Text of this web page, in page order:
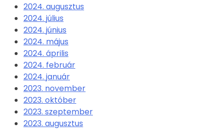
2024. augusztus
2024. július
2024. június
2024. május
2024. április
2024. február
2024. január
2023. november
2023. október
2023. szeptember
2023. augusztus